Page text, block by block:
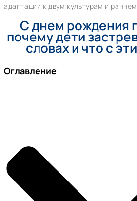
адаптации к двум культурам и раннем
С днем рождения
почему дети
словах и что с
Оглавление